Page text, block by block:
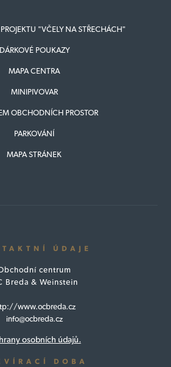
"VČELY NA STŘECHÁCH"
DÁRKOVÉ POUKAZY
MAPA CENTRA
MINIPIVOVAR
OBCHODNÍCH PROSTOR
PARKOVÁNÍ
MAPA STRÁNEK
ÚDAJE
centrum
Breda & Weinstein
www.ocbreda.cz
info@ocbreda.cz
osobních údajů.
DOBA